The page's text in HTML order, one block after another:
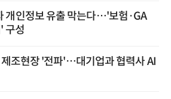
개인정보 유출 막는다…'보험·GA
구성
제조현장 '전파'…대기업과 협력사 AI